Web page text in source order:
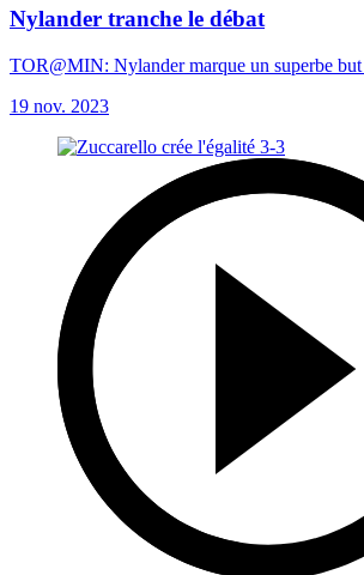
Nylander tranche le débat
TOR@MIN: Nylander marque un superbe
19 nov. 2023